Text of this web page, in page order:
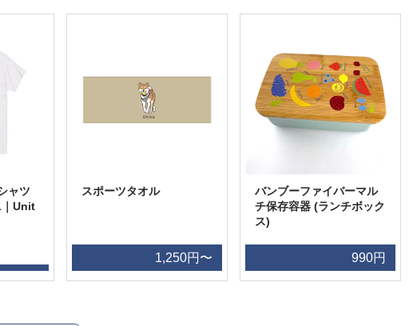
ャツ
｜Unit
スポーツタオル
1,250円〜
バンブーファイバーマル
チ保存容器 (ランチボック
ス)
990円